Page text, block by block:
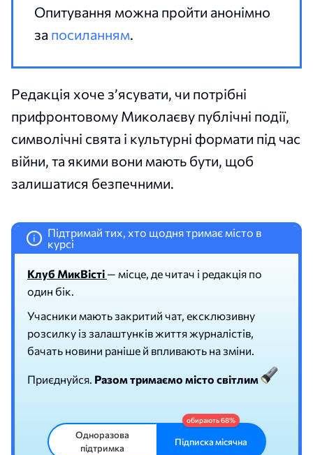
Опитування можна пройти анонімно
за посиланням.
Редакція хоче з’ясувати, чи потрібні
прифронтовому Миколаєву публічні події,
символічні свята і культурні формати під час
війни, та якими вони мають бути, щоб
залишатися безпечними.
i
Підтримай тих, хто щодня тримає місто в
курсі
Клуб МикВісті — місце, де читач і редакція по
один бік.
Учасники мають закритий чат, ексклюзивну
розсилку із залаштунків життя журналістів,
бачать новини раніше й впливають на зміни.
Приєднуйся. Разом тримаємо місто світлим
Одноразова
підтримка
Підписка місячна